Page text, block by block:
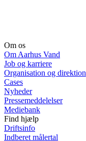
Om os
Om Aarhus Vand
Job og karriere
Organisation og direktion
Cases
Nyheder
Pressemeddelelser
Mediebank
Find hjælp
Driftsinfo
Indberet målertal